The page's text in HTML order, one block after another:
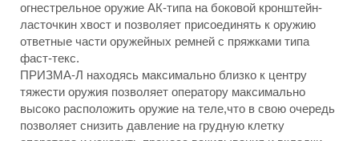
огнестрельное оружие АК-типа на боковой кронштейн-
ласточкин хвост и позволяет присоединять к оружию
ответные части оружейных ремней с пряжками типа
фаст-текс.
ПРИЗМА-Л находясь максимально близко к центру
тяжести оружия позволяет оператору максимально
высоко расположить оружие на теле,что в свою очередь
позволяет снизить давление на грудную клетку